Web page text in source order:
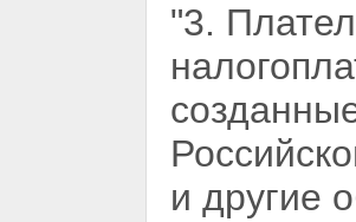
"3.
и другие